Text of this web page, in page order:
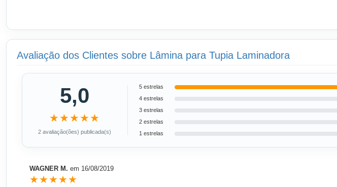
Avaliação dos Clientes sobre Lâmina para Tupia Laminadora
5,0
★★★★★
2 avaliação(ões) publicada(s)
5 estrelas
4 estrelas
3 estrelas
2 estrelas
1 estrelas
WAGNER M. em 16/08/2019
★★★★★